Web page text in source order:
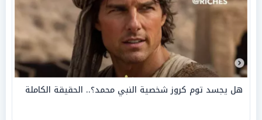
هل يجسد توم كروز شخصية النبي محمد؟.. الحقيقة الكاملة